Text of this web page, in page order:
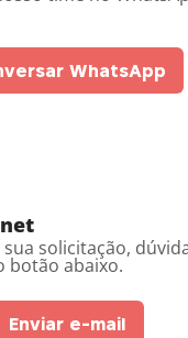
WhatsApp
solicitação,
botão abaixo.
Enviar e-mail